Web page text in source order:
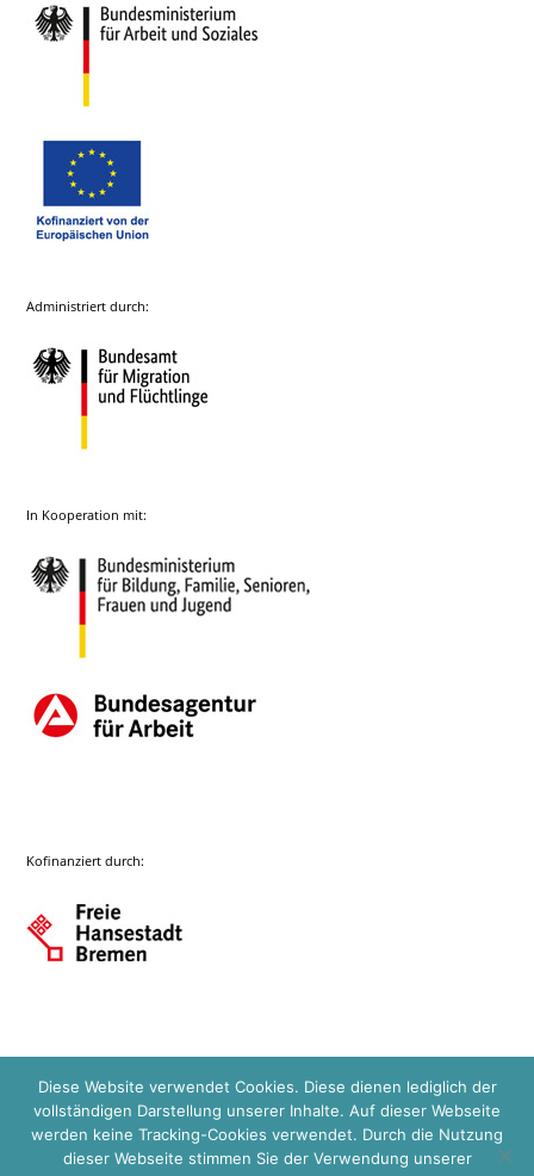
Administriert durch:
In Kooperation mit:
Kofinanziert durch:
Diese Website verwendet Cookies. Diese dienen lediglich der
vollständigen Darstellung unserer Inhalte. Auf dieser Webseite
werden keine Tracking-Cookies verwendet. Durch die Nutzung
dieser Webseite stimmen Sie der Verwendung unserer